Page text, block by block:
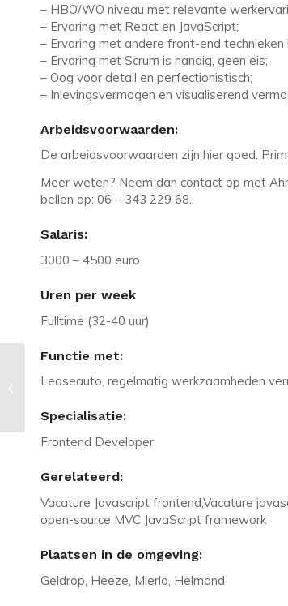
– HBO/WO niveau met relevante
– Ervaring met React en JavaScript;
– Ervaring met andere front-end
– Ervaring met Scrum is handig, geen eis;
– Oog voor detail en perfectionistisch;
– Inlevingsvermogen en visualiserend
Arbeidsvoorwaarden:
De arbeidsvoorwaarden zijn hier goed.
Meer weten? Neem dan contact op met
bellen op: 06 – 343 229 68.
Salaris:
3000 – 4500 euro
Uren per week
Fulltime (32-40 uur)
Functie met:
Leaseauto, regelmatig werkzaamheden
Specialisatie:
Frontend Developer
Gerelateerd:
Vacature Javascript frontend,Vacature
open-source MVC JavaScript framework
Plaatsen in de omgeving:
Geldrop, Heeze, Mierlo, Helmond
Vacature in Baarlo: Controller – 34